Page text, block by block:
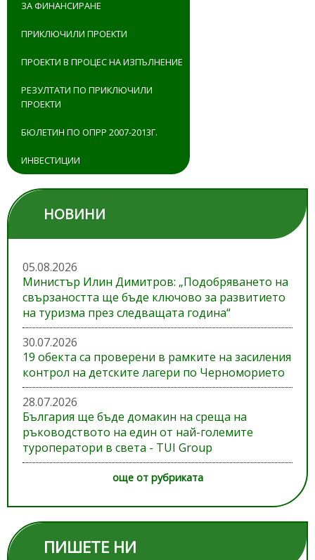
ЗА ФИНАНСИРАНЕ
ПРИКЛЮЧИЛИ ПРОЕКТИ
ПРОЕКТИ В ПРОЦЕС НА ИЗПЪЛНЕНИЕ
РЕЗУЛТАТИ ПО ПРИКЛЮЧИЛИ
ПРОЕКТИ
БЮЛЕТИН ПО ОПРР 2007-2013Г.
ИНВЕСТИЦИИ
НОВИНИ
05.08.2026
Министър Илин Димитров: „Подобряването на
свързаността ще бъде ключово за развитието
на туризма през следващата година“
30.07.2026
19 обекта са проверени в рамките на засиления
контрол на детските лагери по Черноморието
28.07.2026
България ще бъде домакин на среща на
ръководството на един от най-големите
туроператори в света - TUI Group
още от рубриката
ПИШЕТЕ НИ